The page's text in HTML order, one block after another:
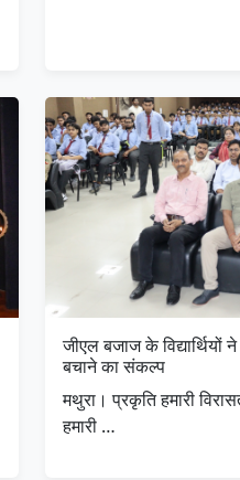
जीएल बजाज के विद्यार्थियों
बचाने का संकल्प
मथुरा। प्रकृति हमारी
हमारी …